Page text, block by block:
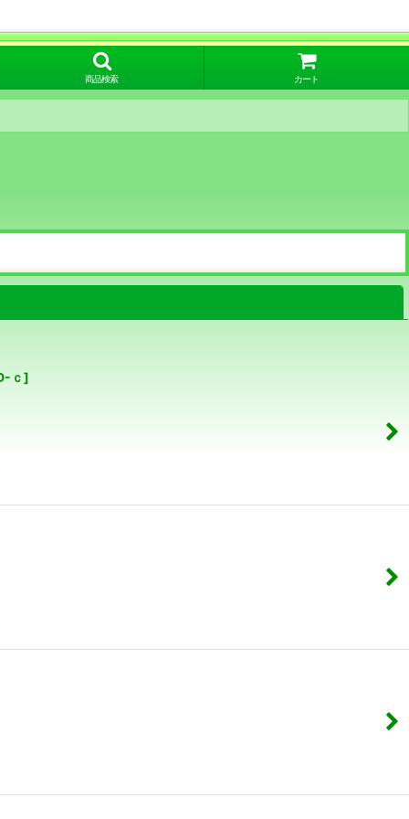
商品検索 カート
ｃ]